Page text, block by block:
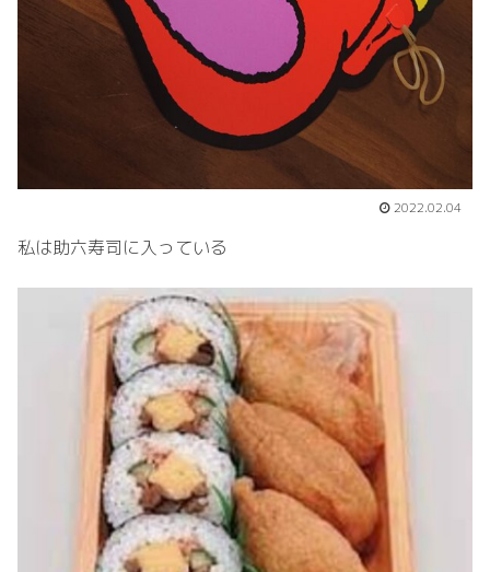
2022.02.04
私は助六寿司に入っている